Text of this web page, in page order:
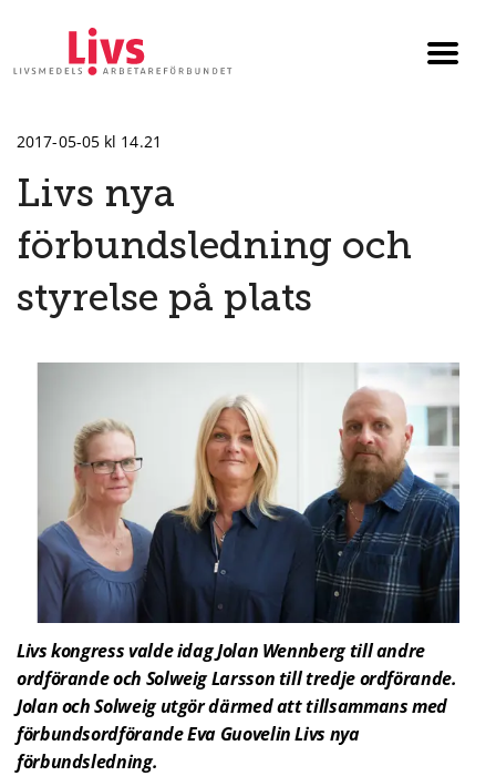
2017-05-05 kl 14.21
Livs nya
förbundsledning och
styrelse på plats
Livs kongress valde idag Jolan Wennberg till andre
ordförande och Solweig Larsson till tredje ordförande.
Jolan och Solweig utgör därmed att tillsammans med
förbundsordförande Eva Guovelin Livs nya
förbundsledning.